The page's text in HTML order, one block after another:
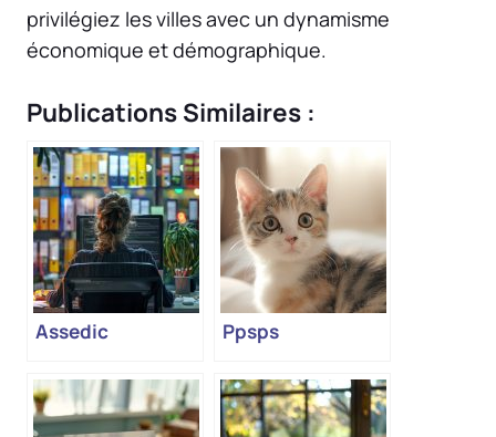
privilégiez les villes avec un dynamisme
économique et démographique.
Publications Similaires :
Assedic Ppsps